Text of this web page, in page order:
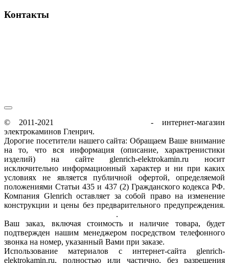
Контакты
© 2011-2021
- интернет-магазин
электрокаминов Гленрич.
Дорогие посетители нашего сайта: Обращаем Ваше внимание
на то, что вся информация (описание, характренистики
изделий) на сайте glenrich-elektrokamin.ru носит
исключительно информационный характер и ни при каких
условиях не является публичной офертой, определяемой
положениями Статьи 435 и 437 (2) Гражданского кодекса РФ.
Компания Glenrich оставляет за собой право на изменение
конструкции и цены без предварительного предупреждения.
.
Ваш заказ, включая стоимость и наличие товара, будет
подтвержден нашим менеджером посредством телефонного
звонка на номер, указанный Вами при заказе.
Использование материалов с интернет-сайта glenrich-
elektrokamin.ru, полностью или частично, без разрешения